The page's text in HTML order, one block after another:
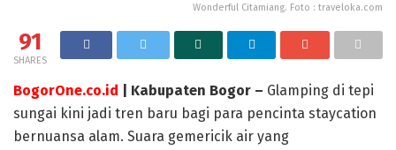
Wonderful Citamiang. Foto : traveloka.com
91
SHARES
BogorOne.co.id | Kabupaten Bogor – Glamping di tepi
sungai kini jadi tren baru bagi para pencinta staycation
bernuansa alam. Suara gemericik air yang